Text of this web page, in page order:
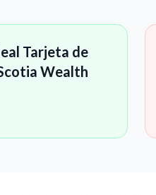
Tarjeta de
Wealth